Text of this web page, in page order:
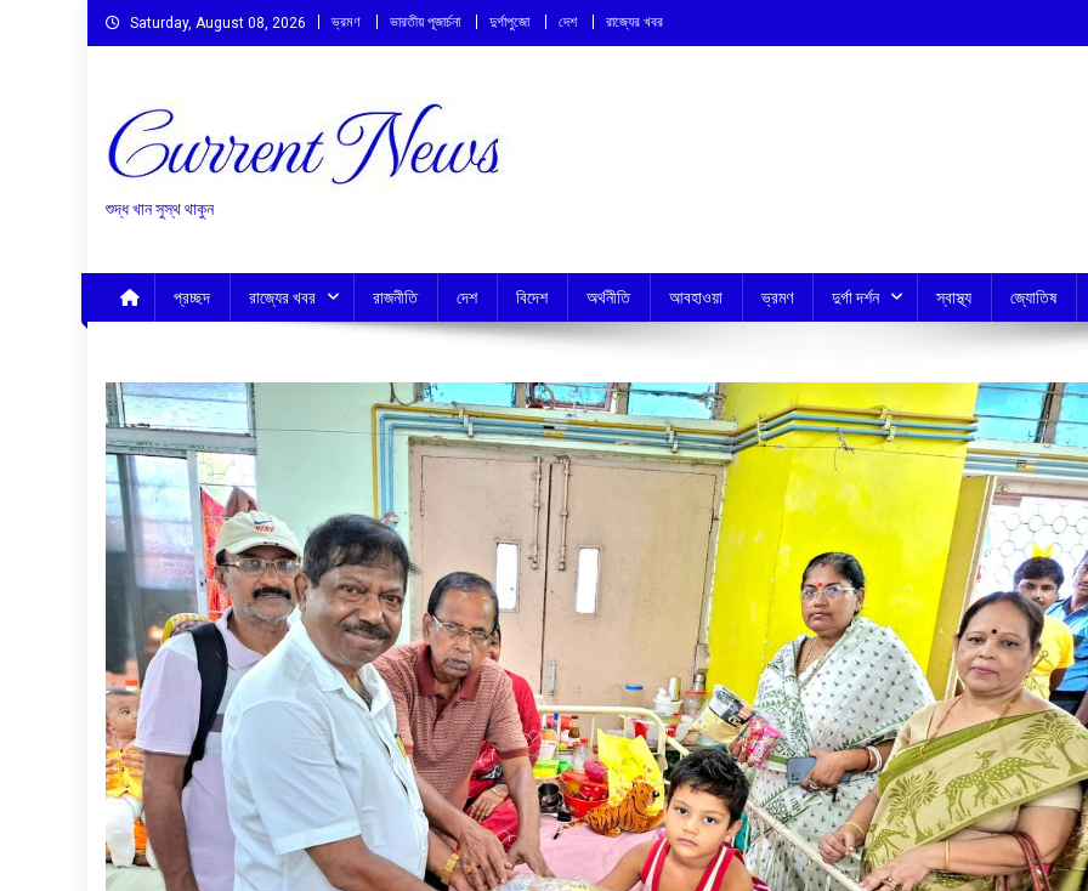
Skip
to
Saturday, August 08, 2026 ভ্রমণ ভারতীয় পূজার্চনা দুর্গাপুজো দেশ রাজ্যের খবর
শুদ্ধ খান সুস্থ থাকুন
প্রচ্ছদ রাজ্যের খবর রাজনীতি দেশ বিদেশ অর্থনীতি আবহাওয়া ভ্রমণ দুর্গা দর্শন স্বাস্থ্য জ্যোতিষ